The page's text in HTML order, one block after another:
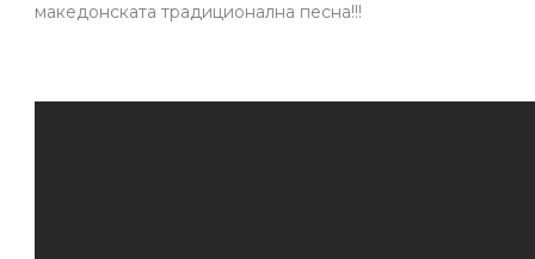
македонската традиционална песна!!!